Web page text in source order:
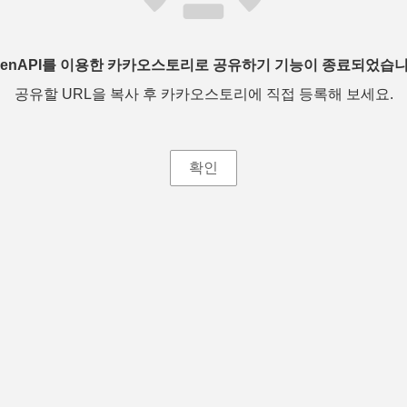
를 이용한 카카오스토리로 공유하기 기능이 종료되었습
공유할 URL을 복사 후 카카오스토리에 직접 등록해 보세요.
확인